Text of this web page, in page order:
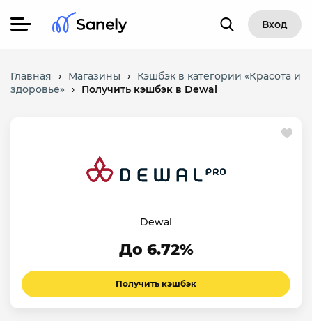
Вход
Главная › Магазины ›
Кэшбэк в категории «Красота и
здоровье» › Получить кэшбэк в Dewal
Dewal
До 6.72%
Получить кэшбэк